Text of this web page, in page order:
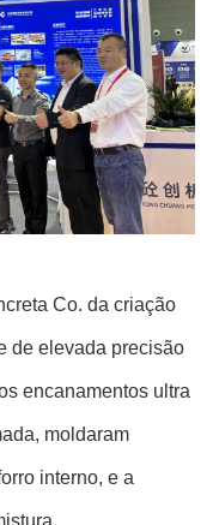
Co. da criação
de elevada precisão
encanamentos ultra
moldaram
interno, e a